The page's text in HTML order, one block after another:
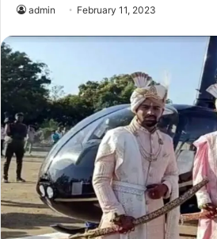
admin February 11, 2023